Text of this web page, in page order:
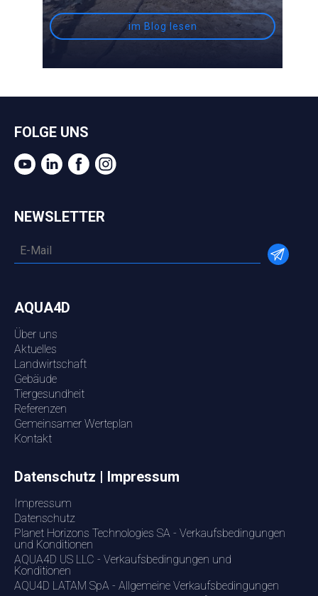
im Blog lesen
FOLGE UNS
NEWSLETTER
AQUA4D
Über uns
Aktuelles
Landwirtschaft
Gebäude
Tiergesundheit
Referenzen
Gemeinsamer Werteplan
Kontakt
Datenschutz | Impressum
Impressum
Datenschutz
Planet Horizons Technologies SA - Verkaufsbedingungen
und Konditionen
AQUA4D US LLC - Verkaufsbedingungen und
Konditionen
AQU4D LATAM SpA - Allgemeine Verkaufsbedingungen